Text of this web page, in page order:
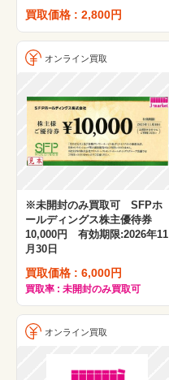
買取価格 : 2,800円
オンライン買取
※未開封のみ買取可 SFPホ
ールディングス株主優待券
10,000円 有効期限:2026年11
月30日
買取価格 : 6,000円
買取率 : 未開封のみ買取可
オンライン買取